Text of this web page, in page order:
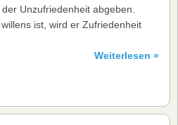
Unzufriedenheit abgeben.
ist, wird er Zufriedenheit
Weiterlesen »